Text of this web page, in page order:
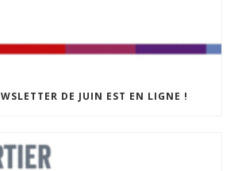
DE JUIN EST EN LIGNE !